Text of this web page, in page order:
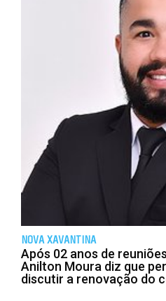
NOVA XAVANTINA
Após 02 anos de
Anilton Moura diz que
discutir a renovação do